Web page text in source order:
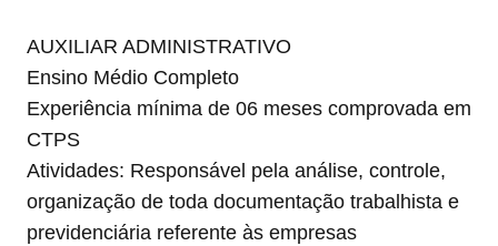
AUXILIAR ADMINISTRATIVO
Ensino Médio Completo
Experiência mínima de 06 meses comprovada em
CTPS
Atividades: Responsável pela análise, controle,
organização de toda documentação trabalhista e
previdenciária referente às empresas